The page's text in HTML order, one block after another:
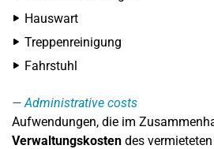
Hauswart
Treppenreinigung
Fahrstuhl
Administrative costs
Aufwendungen, die im
Verwaltungskosten des